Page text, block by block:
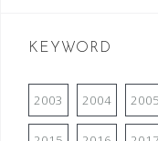
KEYWORD
2003 2004 2005